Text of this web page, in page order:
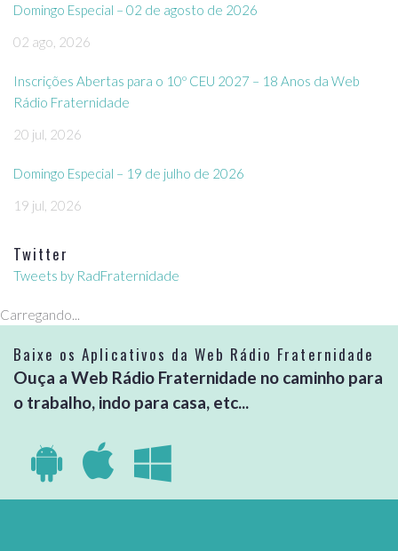
Domingo Especial – 02 de agosto de 2026
02 ago, 2026
Inscrições Abertas para o 10º CEU 2027 – 18 Anos da Web
Rádio Fraternidade
20 jul, 2026
Domingo Especial – 19 de julho de 2026
19 jul, 2026
Twitter
Tweets by RadFraternidade
Carregando...
Baixe os Aplicativos da Web Rádio Fraternidade
Ouça a Web Rádio Fraternidade no caminho para
o trabalho, indo para casa, etc...